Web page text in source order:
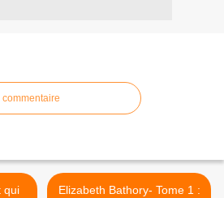
Elizabeth Bathory- Tome 1 :